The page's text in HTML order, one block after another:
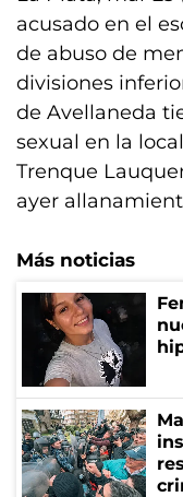
acusado en el
de abuso de
divisiones
de Avellaneda
sexual en la
Trenque
ayer
Más noticias